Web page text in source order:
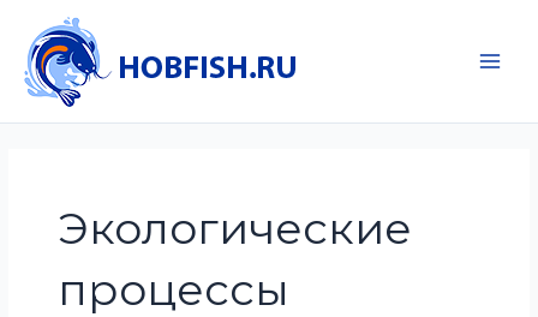
содержимому
Экологические
процессы